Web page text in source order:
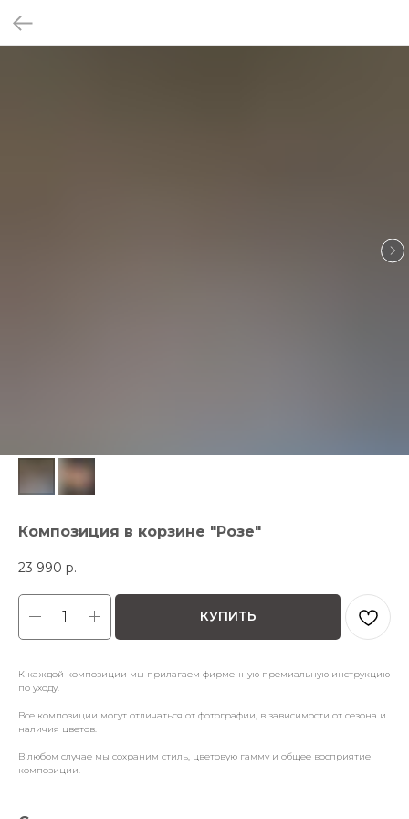
Композиция в корзине "Розе"
23 990 р.
КУПИТЬ
К каждой композиции мы прилагаем фирменную премиальную инструкцию
по уходу.
Все композиции могут отличаться от фотографии, в зависимости от сезона и
наличия цветов.
В любом случае мы сохраним стиль, цветовую гамму и общее восприятие
композиции.